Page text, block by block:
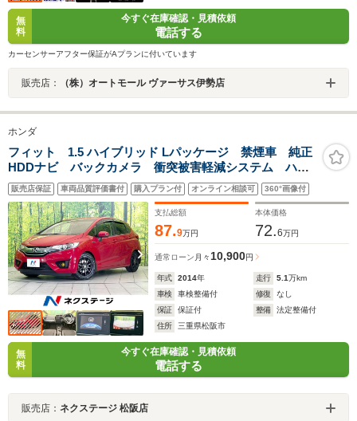
無
料
今すぐ在庫確認・見積依頼
電話する
カーセンサーアフター保証がAプランに付いています
販売店： （株）オートモール ヴァーサス伊勢店
ホンダ
フィット 1.5 ハイブリッド Lパッケージ 禁煙車 純正
HDDナビ バックカメラ 衝突被害軽減システム ハー
フレザーシート ドラレコ コーナーセンサー スマー
トキー LEDヘッド ビルトインETC クルコン オー
トライト オートエアコン
販売店保証 車両品質評価書付 購入プラン付 オンライン相談可 360°画像付
支払総額
87.9万円
本体価格
72.6万円
通常ローン 月々10,900円
年式 2014年 走行 5.1万km
車検
車検整備付 修復
なし
保証
保証付 整備
法定整備付
住所
三重県松阪市
無
料
今すぐ在庫確認・見積依頼
電話する
販売店： ネクステージ 松阪店